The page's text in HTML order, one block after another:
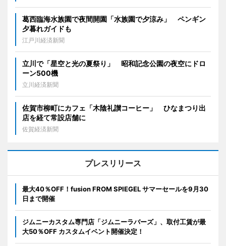
葛西臨海水族園で夜間開園「水族園で夕涼み」 ペンギン
夕暮れガイドも
江戸川経済新聞
立川で「星空と光の夏祭り」 昭和記念公園の夜空にドロ
ーン500機
立川経済新聞
佐賀市柳町にカフェ「木陰礼讃コーヒー」 ひなまつり出
店を経て常設店舗に
佐賀経済新聞
プレスリリース
最大40％OFF！fusion FROM SPIEGEL サマーセールを9月30
日まで開催
ジムニーカスタム専門店「ジムニーラバーズ」、取付工賃が最
大50％OFF カスタムイベント開催決定！